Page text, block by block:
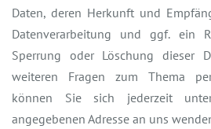
Daten, deren Herkunft und
Datenverarbeitung und ggf. ein
Sperrung oder Löschung dieser
weiteren Fragen zum Thema
können Sie sich jederzeit
angegebenen Adresse an uns